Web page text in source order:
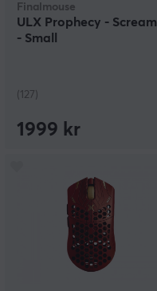
Finalmouse
ULX Prophecy - Scream
- Small
(127)
1999 kr